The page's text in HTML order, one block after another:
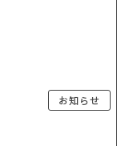
お知らせ